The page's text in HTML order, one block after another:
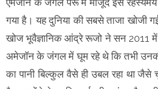
ऐमजॉन के जंगल पेरू में मौजूद इस रहस्यमय
गया है। यह दुनिया की सबसे ताजा खोजी
खोज भूवैज्ञानिक आंद्रे रूजो ने सन 2011
अमेजॉन के जंगल में घूम रहे थे कि तभी
का पानी बिल्कुल वैसे ही उबल रहा था जैसे